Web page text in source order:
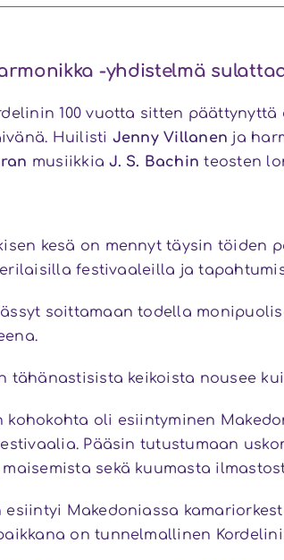
-yhdistelmä
100 vuotta sitten
Huilisti Jenny Villanen ja
musiikkiaJ. S. Bachin teosten
kesä on mennyt täysin töiden
festivaaleilla ja
soittamaan todella
tähänastisista keikoista nousee
kohokohta oli esiintyminen
Pääsin tutustumaan
sekä kuumasta
esiintyi Makedoniassa
on tunnelmallinen